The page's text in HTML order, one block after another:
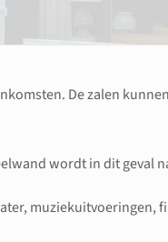
De zalen
wordt in dit geval
muziekuitvoeringen,